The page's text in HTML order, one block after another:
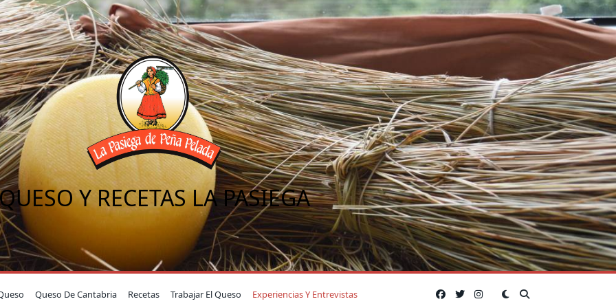
Y RECETAS LA PASIEGA
Queso De Cantabria Recetas Trabajar El Queso Experiencias Y Entrevistas